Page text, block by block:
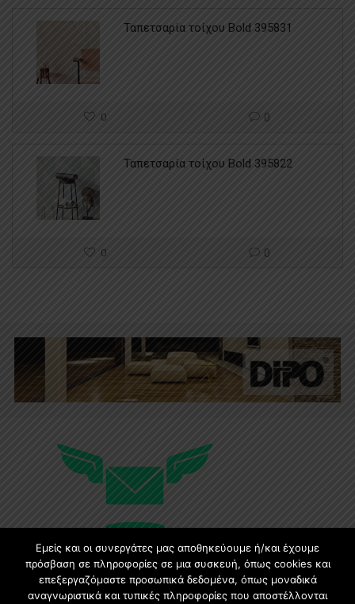
Ταπετσαρία τοίχου Bold 395831
0 0
Ταπετσαρία τοίχου Bold 395822
0 0
Εγγραφή στο Newsletter
Εμείς και οι συνεργάτες μας αποθηκεύουμε ή/και έχουμε
πρόσβαση σε πληροφορίες σε μια συσκευή, όπως cookies και
επεξεργαζόμαστε προσωπικά δεδομένα, όπως μοναδικά
αναγνωριστικά και τυπικές πληροφορίες που αποστέλλονται